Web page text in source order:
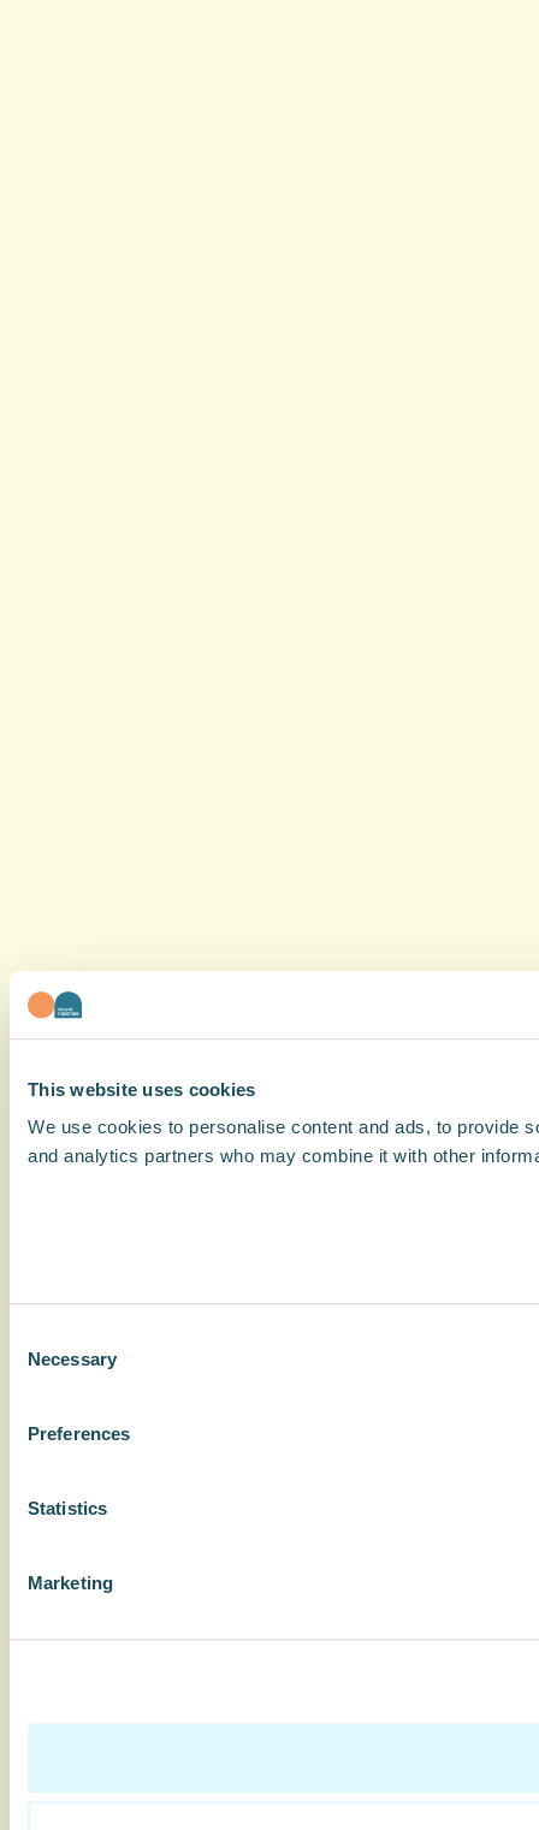
This website uses cookies
We use cookies to personalise content and ads, to provide
and analytics partners who may combine it with other
Selection
Necessary
Preferences
Statistics
Marketing